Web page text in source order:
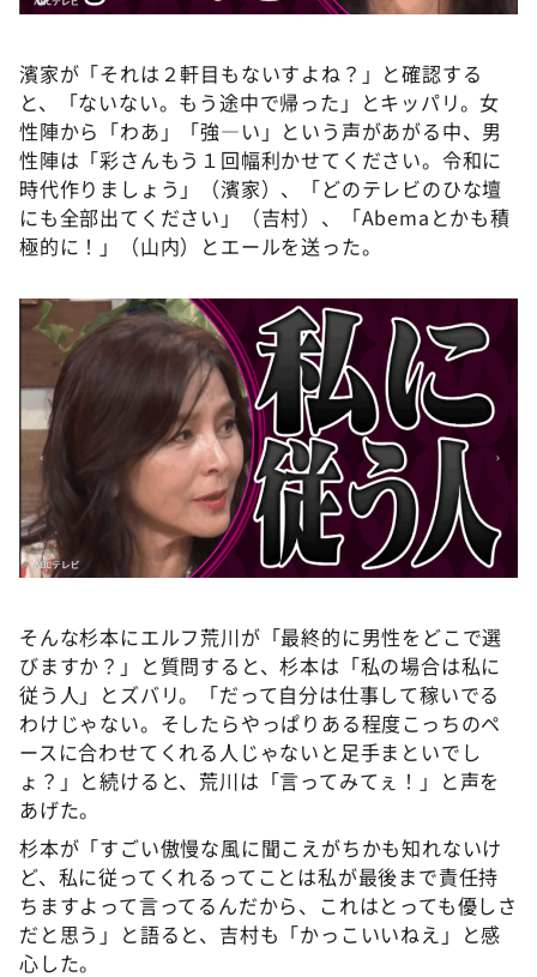
濱家が「それは２軒目もないすよね？」と確認する
と、「ないない。もう途中で帰った」とキッパリ。女
性陣から「わあ」「強―い」という声があがる中、男
性陣は「彩さんもう１回幅利かせてください。令和に
時代作りましょう」（濱家）、「どのテレビのひな壇
にも全部出てください」（吉村）、「Abemaとかも積
極的に！」（山内）とエールを送った。
そんな杉本にエルフ荒川が「最終的に男性をどこで選
びますか？」と質問すると、杉本は「私の場合は私に
従う人」とズバリ。「だって自分は仕事して稼いでる
わけじゃない。そしたらやっぱりある程度こっちのペ
ースに合わせてくれる人じゃないと足手まといでし
ょ？」と続けると、荒川は「言ってみてぇ！」と声を
あげた。
杉本が「すごい傲慢な風に聞こえがちかも知れないけ
ど、私に従ってくれるってことは私が最後まで責任持
ちますよって言ってるんだから、これはとっても優しさ
だと思う」と語ると、吉村も「かっこいいねえ」と感
心した。